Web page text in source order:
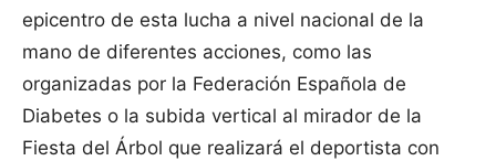
epicentro de esta lucha a nivel nacional de la
mano de diferentes acciones, como las
organizadas por la Federación Española de
Diabetes o la subida vertical al mirador de la
Fiesta del Árbol que realizará el deportista con